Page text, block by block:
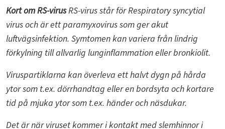
Kort om RS-virusRS-virus står för Respiratory syncytial
virus och är ett paramyxovirus som ger akut
luftvägsinfektion. Symtomen kan variera från lindrig
förkylning till allvarlig lunginflammation eller bronkiolit.
Viruspartiklarna kan överleva ett halvt dygn på hårda
ytor som t.ex. dörrhandtag eller en bordsyta och kortare
tid på mjuka ytor som t.ex. händer och näsdukar.
Det är när viruset kommer i kontakt med slemhinnor i